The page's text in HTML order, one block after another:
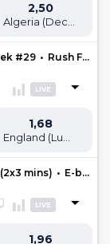
2,50
#29 • Rush Football
LIVE
1,68
mins) • E-battles
LIVE
1,96